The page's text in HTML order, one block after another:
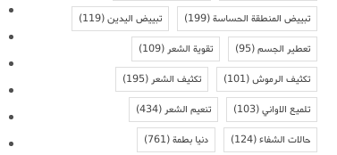
تبييض المنطقة الحساسة(199) تبييض اليدين(119)
تعطير الجسم(95) تقوية الشعر(109)
تكثيف الرموش(101) تكثيف الشعر(195)
تلميع الاواني(103) تنعيم الشعر(434)
حالات الشفاء(124) دنيا بطمة(761)